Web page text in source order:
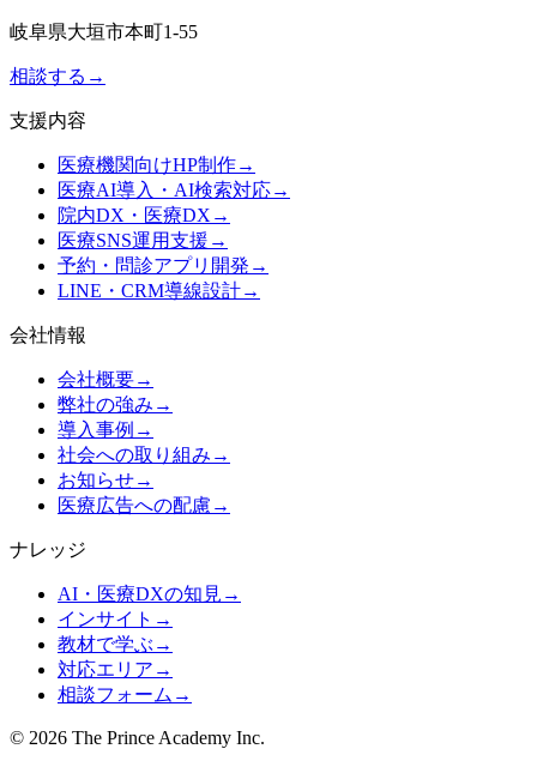
岐阜県大垣市本町1-55
相談する →
支援内容
医療機関向けHP制作→
医療AI導入・AI検索対応→
院内DX・医療DX →
医療SNS運用支援 →
予約・問診アプリ開発 →
LINE・CRM導線設計→
会社情報
会社概要→
弊社の強み →
導入事例 →
社会への取り組み →
お知らせ→
医療広告への配慮 →
ナレッジ
AI・医療DXの知見 →
インサイト →
教材で学ぶ →
対応エリア →
相談フォーム →
© 2026 The Prince Academy Inc.